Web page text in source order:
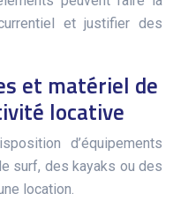
et justifier des
et matériel de
locative
d’équipements
surf, des kayaks ou des
location.